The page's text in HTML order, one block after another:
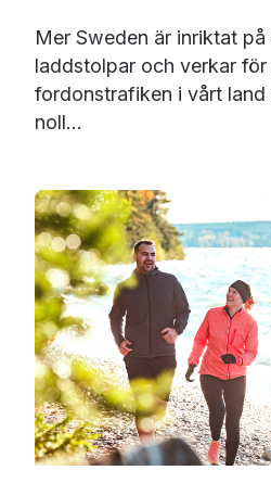
Mer Sweden är inriktat
laddstolpar och verkar
fordonstrafiken i vårt land
noll...